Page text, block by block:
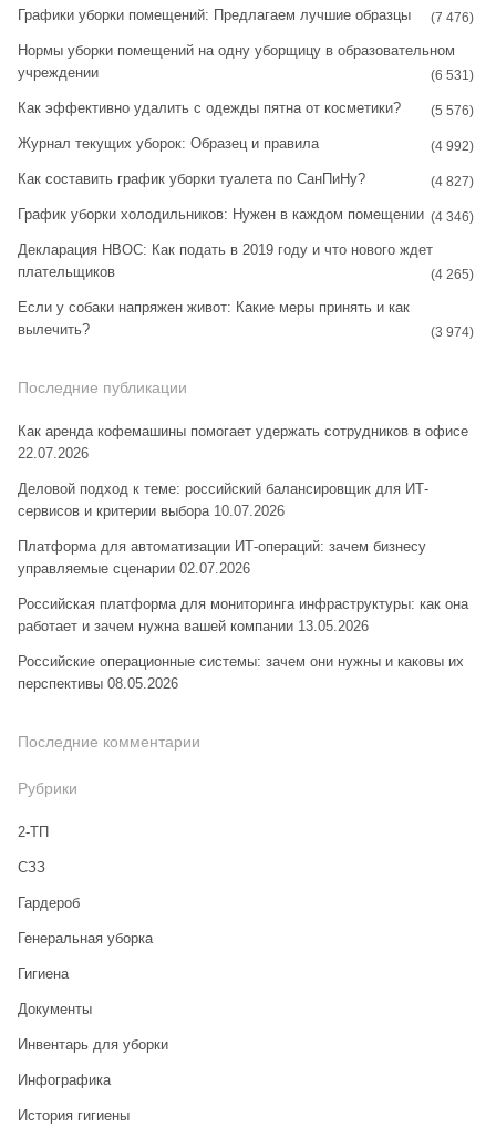
r
a
e
s
Графики уборки помещений: Предлагаем лучшие образцы (7 476)
Нормы уборки помещений на одну уборщицу в образовательном
учреждении
(6 531)
Как эффективно удалить с одежды пятна от косметики? (5 576)
Журнал текущих уборок: Образец и правила (4 992)
Как составить график уборки туалета по СанПиНу? (4 827)
График уборки холодильников: Нужен в каждом помещении (4 346)
Декларация НВОС: Как подать в 2019 году и что нового ждет
плательщиков
(4 265)
Если у собаки напряжен живот: Какие меры принять и как
вылечить?
(3 974)
Последние публикации
Как аренда кофемашины помогает удержать сотрудников в офисе
22.07.2026
Деловой подход к теме: российский балансировщик для ИТ-
сервисов и критерии выбора 10.07.2026
Платформа для автоматизации ИТ-операций: зачем бизнесу
управляемые сценарии 02.07.2026
Российская платформа для мониторинга инфраструктуры: как она
работает и зачем нужна вашей компании 13.05.2026
Российские операционные системы: зачем они нужны и каковы их
перспективы 08.05.2026
Последние комментарии
Рубрики
2-ТП
CЗЗ
Гардероб
Генеральная уборка
Гигиена
Документы
Инвентарь для уборки
Инфографика
История гигиены